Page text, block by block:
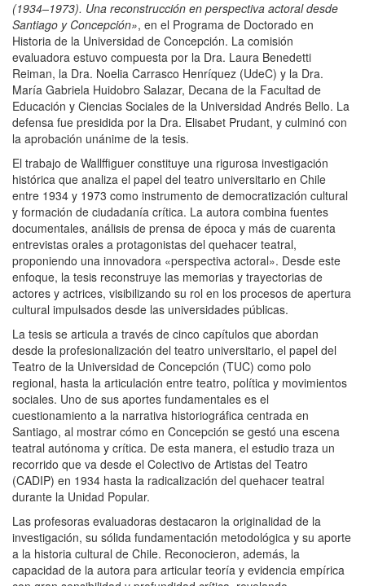
(1934–1973). Una reconstrucción en perspectiva actoral desde
Santiago y Concepción», en el Programa de Doctorado en
Historia de la Universidad de Concepción. La comisión
evaluadora estuvo compuesta por la Dra. Laura Benedetti
Reiman, la Dra. Noelia Carrasco Henríquez (UdeC) y la Dra.
María Gabriela Huidobro Salazar, Decana de la Facultad de
Educación y Ciencias Sociales de la Universidad Andrés Bello. La
defensa fue presidida por la Dra. Elisabet Prudant, y culminó con
la aprobación unánime de la tesis.
El trabajo de Wallffiguer constituye una rigurosa investigación
histórica que analiza el papel del teatro universitario en Chile
entre 1934 y 1973 como instrumento de democratización cultural
y formación de ciudadanía crítica. La autora combina fuentes
documentales, análisis de prensa de época y más de cuarenta
entrevistas orales a protagonistas del quehacer teatral,
proponiendo una innovadora «perspectiva actoral». Desde este
enfoque, la tesis reconstruye las memorias y trayectorias de
actores y actrices, visibilizando su rol en los procesos de apertura
cultural impulsados desde las universidades públicas.
La tesis se articula a través de cinco capítulos que abordan
desde la profesionalización del teatro universitario, el papel del
Teatro de la Universidad de Concepción (TUC) como polo
regional, hasta la articulación entre teatro, política y movimientos
sociales. Uno de sus aportes fundamentales es el
cuestionamiento a la narrativa historiográfica centrada en
Santiago, al mostrar cómo en Concepción se gestó una escena
teatral autónoma y crítica. De esta manera, el estudio traza un
recorrido que va desde el Colectivo de Artistas del Teatro
(CADIP) en 1934 hasta la radicalización del quehacer teatral
durante la Unidad Popular.
Las profesoras evaluadoras destacaron la originalidad de la
investigación, su sólida fundamentación metodológica y su aporte
a la historia cultural de Chile. Reconocieron, además, la
capacidad de la autora para articular teoría y evidencia empírica